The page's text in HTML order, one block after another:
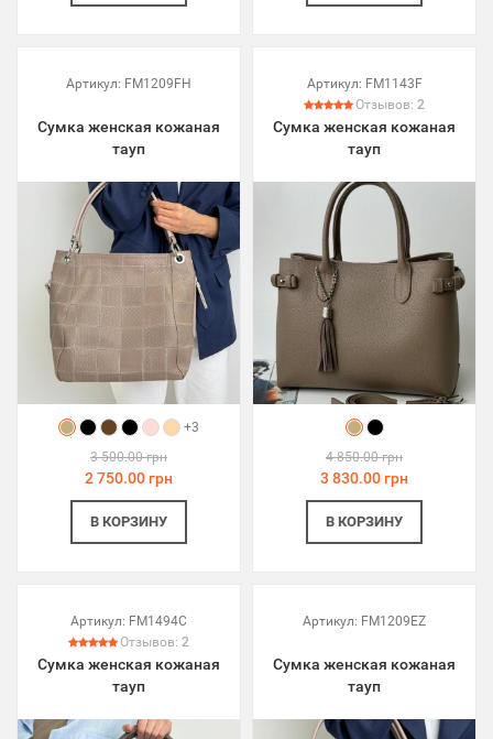
Артикул: FM1209FH
Сумка женская кожаная
тауп
+3
3 500.00 грн
2 750.00 грн
В КОРЗИНУ
Артикул: FM1143F
Отзывов: 2
Сумка женская кожаная
тауп
4 850.00 грн
3 830.00 грн
В КОРЗИНУ
Артикул: FM1494C
Отзывов: 2
Сумка женская кожаная
тауп
Артикул: FM1209EZ
Сумка женская кожаная
тауп